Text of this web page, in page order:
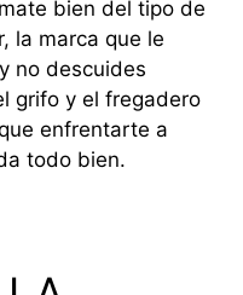
bien del tipo de
la marca que le
no descuides
grifo y el fregadero
enfrentarte a
todo bien.